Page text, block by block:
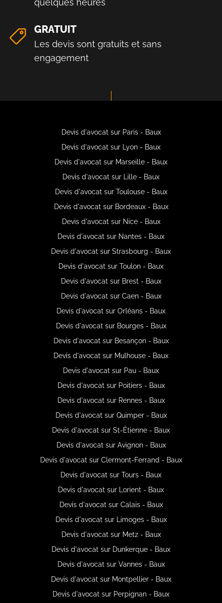
quelques heures
GRATUIT
Les devis sont gratuits et sans
engagement
Devis d'avocat sur Paris - Baux
Devis d'avocat sur Lyon - Baux
Devis d'avocat sur Marseille - Baux
Devis d'avocat sur Lille - Baux
Devis d'avocat sur Toulouse - Baux
Devis d'avocat sur Bordeaux - Baux
Devis d'avocat sur Nice - Baux
Devis d'avocat sur Nantes - Baux
Devis d'avocat sur Strasbourg - Baux
Devis d'avocat sur Toulon - Baux
Devis d'avocat sur Brest - Baux
Devis d'avocat sur Caen - Baux
Devis d'avocat sur Orléans - Baux
Devis d'avocat sur Bourges - Baux
Devis d'avocat sur Besançon - Baux
Devis d'avocat sur Mulhouse - Baux
Devis d'avocat sur Pau - Baux
Devis d'avocat sur Poitiers - Baux
Devis d'avocat sur Rennes - Baux
Devis d'avocat sur Quimper - Baux
Devis d'avocat sur St-Étienne - Baux
Devis d'avocat sur Avignon - Baux
Devis d'avocat sur Clermont-Ferrand - Baux
Devis d'avocat sur Tours - Baux
Devis d'avocat sur Lorient - Baux
Devis d'avocat sur Calais - Baux
Devis d'avocat sur Limoges - Baux
Devis d'avocat sur Metz - Baux
Devis d'avocat sur Dunkerque - Baux
Devis d'avocat sur Vannes - Baux
Devis d'avocat sur Montpellier - Baux
Devis d'avocat sur Perpignan - Baux